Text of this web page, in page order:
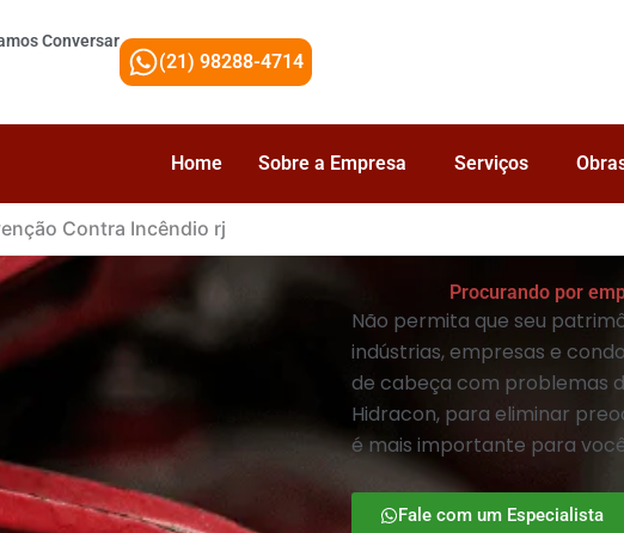
Conversar
(21) 98288-4714
Home Sobre a Empresa Serviços
Contra Incêndio rj
Procurando por
Não permita que seu
indústrias, empresas e
de cabeça com problemas
Hidracon, para eliminar
é mais importante para
Fale com um Especialista